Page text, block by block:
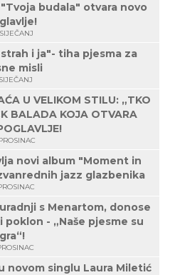
budala" otvara novo
i ja"- tiha pjesma za
misli
U VELIKOM STILU: „TKO
BALADA KOJA OTVARA
novi album "Moment in
jazz glazbenika
s Menartom, donose
- „Naše pjesme su
novom singlu Laura Miletić